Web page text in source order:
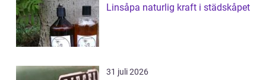
Linsåpa naturlig kraft i städskåpet
31 juli 2026